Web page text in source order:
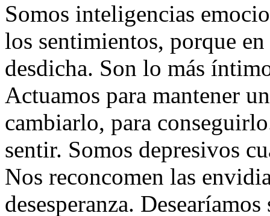
Somos inteligencias
los sentimientos, porque
desdicha. Son lo más
Actuamos para mantener
cambiarlo, para
sentir. Somos depresivos
Nos reconcomen las
desesperanza.